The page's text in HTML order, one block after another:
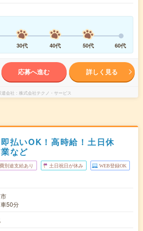
30代 40代 50代 60代
応募へ進む 詳しく見る
遣会社 株式会社テクノ・サービス
払いOK！高時給！土日休
など
別途支給あり 土日祝日が休み WEB登録OK
50分